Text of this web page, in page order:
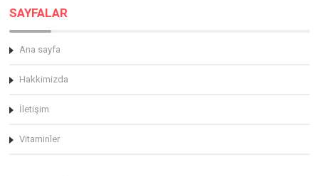
SAYFALAR
Ana sayfa
Hakkimizda
İletişim
Vitaminler